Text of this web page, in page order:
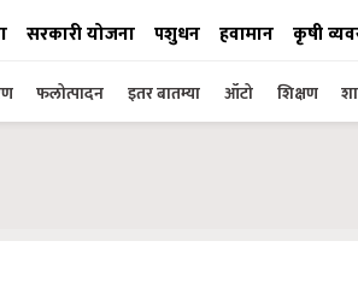
सरकारी योजना पशुधन हवामान कृषी
फलोत्पादन इतर बातम्या ऑटो शिक्षण